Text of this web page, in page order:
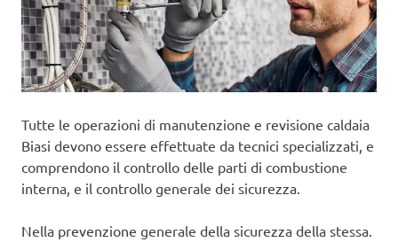
Tutte le operazioni di manutenzione e revisione caldaia
Biasi devono essere effettuate da tecnici specializzati, e
comprendono il controllo delle parti di combustione
interna, e il controllo generale dei sicurezza.
Nella prevenzione generale della sicurezza della stessa.